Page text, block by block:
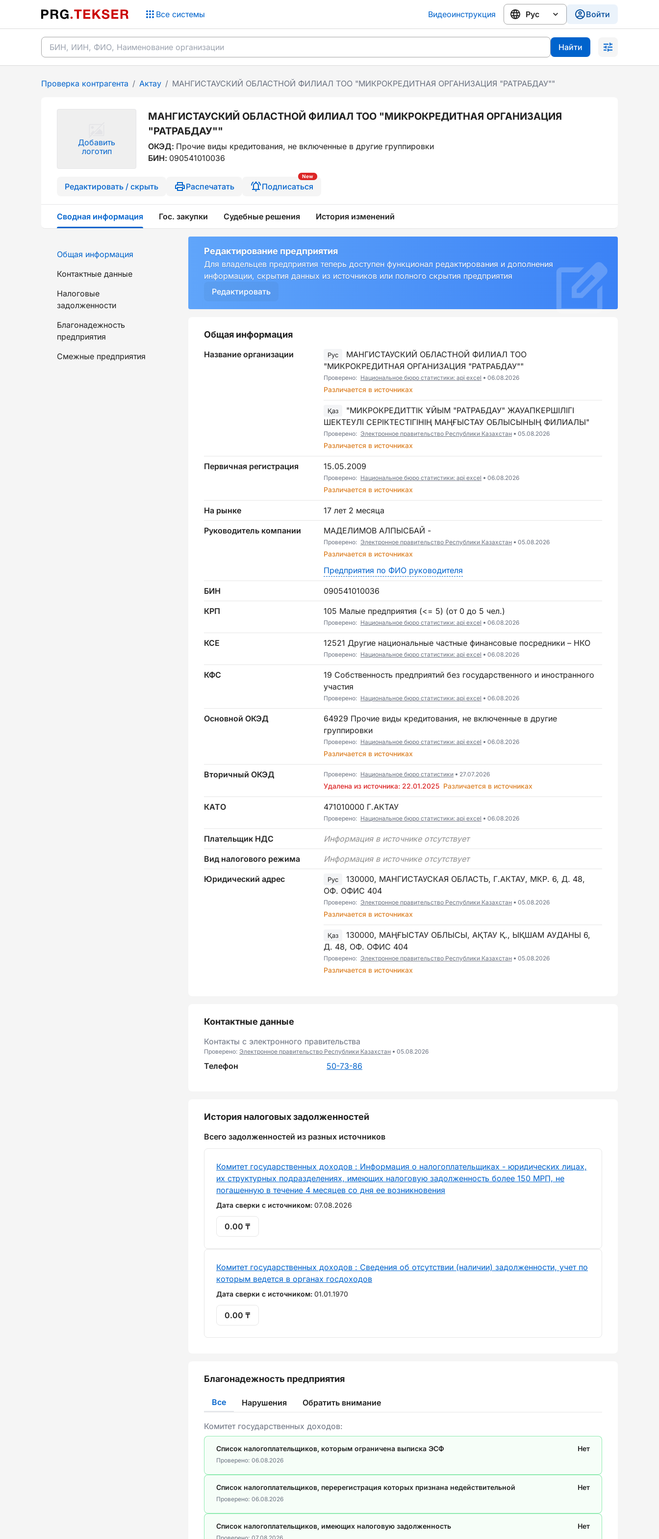
Все системы Видеоинструкция Войти
Найти
Проверка контрагента / Актау / МАНГИСТАУСКИЙ ОБЛАСТНОЙ ФИЛИАЛ ТОО "МИКРОКРЕДИТНАЯ ОРГАНИЗАЦИЯ "РАТРАБДАУ""
Добавить
логотип
МАНГИСТАУСКИЙ ОБЛАСТНОЙ ФИЛИАЛ ТОО "МИКРОКРЕДИТНАЯ ОРГАНИЗАЦИЯ
"РАТРАБДАУ""
ОКЭД: Прочие виды кредитования, не включенные в другие группировки
БИН: 090541010036
Редактировать / скрыть Распечатать
New
Подписаться
Сводная информация Гос. закупки Судебные решения История изменений
Общая информация
Контактные данные
Налоговые
задолженности
Благонадежность
предприятия
Смежные предприятия
Редактирование предприятия
Для владельцев предприятия теперь доступен функционал редактирования и дополнения
информации, скрытия данных из источников или полного скрытия предприятия
Редактировать
Общая информация
Название организации Рус
МАНГИСТАУСКИЙ ОБЛАСТНОЙ ФИЛИАЛ ТОО
"МИКРОКРЕДИТНАЯ ОРГАНИЗАЦИЯ "РАТРАБДАУ""
Проверено: Национальное бюро статистики: api excel 06.08.2026
Различается в источниках
Қаз
"МИКРОКРЕДИТТІК ҰЙЫМ "РАТРАБДАУ" ЖАУАПКЕРШІЛІГІ
ШЕКТЕУЛІ СЕРІКТЕСТІГІНІҢ МАҢҒЫСТАУ ОБЛЫСЫНЫҢ ФИЛИАЛЫ"
Проверено: Электронное правительство Республики Казахстан 05.08.2026
Различается в источниках
Первичная регистрация 15.05.2009
Проверено: Национальное бюро статистики: api excel 06.08.2026
Различается в источниках
На рынке 17 лет 2 месяца
Руководитель компании МАДЕЛИМОВ АЛПЫСБАЙ -
Проверено: Электронное правительство Республики Казахстан 05.08.2026
Различается в источниках
Предприятия по ФИО руководителя
БИН 090541010036
КРП 105 Малые предприятия (<= 5) (от 0 до 5 чел.)
Проверено: Национальное бюро статистики: api excel 06.08.2026
КСЕ 12521 Другие национальные частные финансовые посредники – НКО
Проверено: Национальное бюро статистики: api excel 06.08.2026
КФС
19 Собственность предприятий без государственного и иностранного
участия
Проверено: Национальное бюро статистики: api excel 06.08.2026
Основной ОКЭД
64929 Прочие виды кредитования, не включенные в другие
группировки
Проверено: Национальное бюро статистики: api excel 06.08.2026
Различается в источниках
Вторичный ОКЭД Проверено: Национальное бюро статистики 27.07.2026
Удалена из источника: 22.01.2025 Различается в источниках
КАТО 471010000 Г.АКТАУ
Проверено: Национальное бюро статистики: api excel 06.08.2026
Плательщик НДС Информация в источнике отсутствует
Вид налогового режима Информация в источнике отсутствует
Юридический адрес Рус
130000, МАНГИСТАУСКАЯ ОБЛАСТЬ, Г.АКТАУ, МКР. 6, Д. 48,
ОФ. ОФИС 404
Проверено: Электронное правительство Республики Казахстан 05.08.2026
Различается в источниках
Қаз
130000, МАҢҒЫСТАУ ОБЛЫСЫ, АҚТАУ Қ., ЫҚШАМ АУДАНЫ 6,
Д. 48, ОФ. ОФИС 404
Проверено: Электронное правительство Республики Казахстан 05.08.2026
Различается в источниках
Контактные данные
Контакты с электронного правительства
Проверено: Электронное правительство Республики Казахстан 05.08.2026
Телефон 50-73-86
История налоговых задолженностей
Всего задолженностей из разных источников
Комитет государственных доходов : Информация о налогоплательщиках - юридических лицах,
их структурных подразделениях, имеющих налоговую задолженность более 150 МРП, не
погашенную в течение 4 месяцев со дня ее возникновения
Дата сверки с источником: 07.08.2026
0.00 ₸
Комитет государственных доходов : Сведения об отсутствии (наличии) задолженности, учет по
которым ведется в органах госдоходов
Дата сверки с источником: 01.01.1970
0.00 ₸
Благонадежность предприятия
Все Нарушения Обратить внимание
Комитет государственных доходов:
Список налогоплательщиков, которым ограничена выписка ЭСФ Нет
Проверено: 06.08.2026
Список налогоплательщиков, перерегистрация которых признана недействительной Нет
Проверено: 06.08.2026
Список налогоплательщиков, имеющих налоговую задолженность Нет